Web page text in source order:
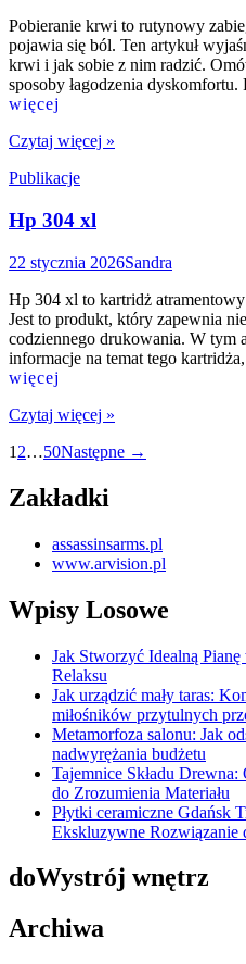
Pobieranie krwi to rutynowy
pojawia się ból. Ten artykuł
krwi i jak sobie z nim radzić.
sposoby łagodzenia
więcej
Czytaj więcej »
Publikacje
Hp 304 xl
22 stycznia 2026Sandra
Hp 304 xl to kartridż
Jest to produkt, który zapewnia
codziennego drukowania. W tym
informacje na temat tego
więcej
Czytaj więcej »
Nawigacja
wpisach
1 2…50Następne →
Zakładki
assassinsarms.pl
www.arvision.pl
Wpisy Losowe
Jak Stworzyć Idealną
Relaksu
Jak urządzić mały taras:
miłośników przytulnych
Metamorfoza salonu: Jak
nadwyrężania budżetu
Tajemnice Składu
do Zrozumienia Materiału
Płytki ceramiczne Gdańsk
Ekskluzywne Rozwiązanie
doWystrój wnętrz
Archiwa